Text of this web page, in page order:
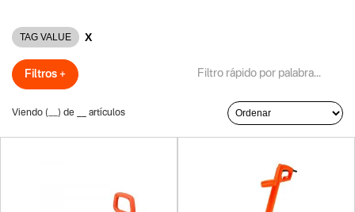
TAG VALUE X
Filtros +
Viendo ( ) de artículos